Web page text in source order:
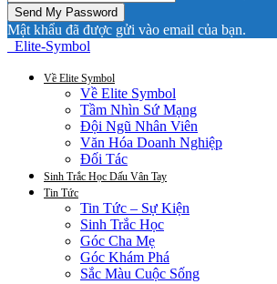
Mật khẩu đã được gửi vào email của bạn.
Elite-Symbol
Về Elite Symbol
Về Elite Symbol
Tầm Nhìn Sứ Mạng
Đội Ngũ Nhân Viên
Văn Hóa Doanh Nghiệp
Đối Tác
Sinh Trắc Học Dấu Vân Tay
Tin Tức
Tin Tức – Sự Kiện
Sinh Trắc Học
Góc Cha Mẹ
Góc Khám Phá
Sắc Màu Cuộc Sống